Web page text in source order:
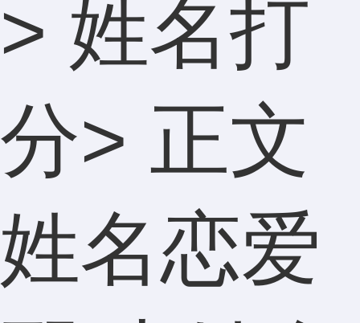
> 姓名打
分> 正文
姓名恋爱